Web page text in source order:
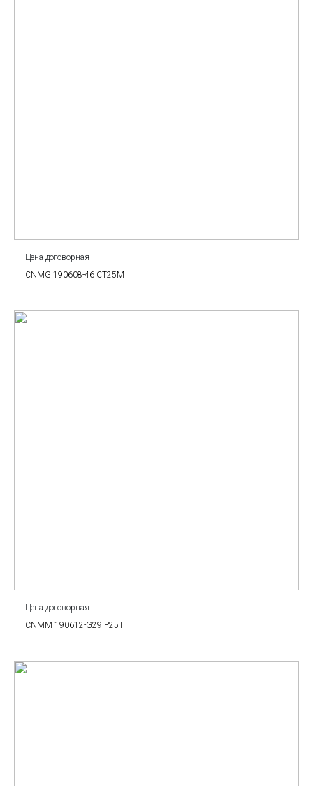
Цена договорная
CNMG 190608-46 CT25M
Цена договорная
CNMM 190612-G29 P25T